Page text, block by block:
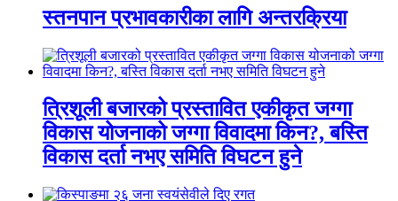
स्तनपान प्रभावकारीका लागि अन्तरक्रिया
त्रिशूली बजारको प्रस्तावित एकीकृत जग्गा
विकास योजनाको जग्गा विवादमा किन?, बस्ति
विकास दर्ता नभए समिति विघटन हुने